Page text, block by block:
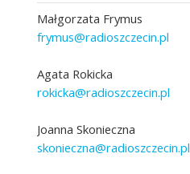
Małgorzata Frymus
frymus@radioszczecin.pl
Agata Rokicka
rokicka@radioszczecin.pl
Joanna Skonieczna
skonieczna@radioszczecin.pl